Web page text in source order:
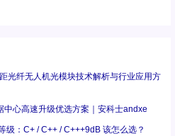
光纤无人机光模块技术解析与行业应用方
心高速升级优选方案｜安科士andxe
级：C+ / C++ / C+++9dB 该怎么选？